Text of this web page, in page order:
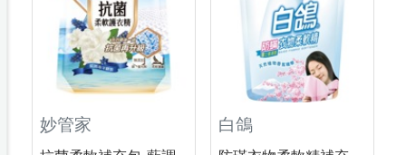
妙管家 白鴿